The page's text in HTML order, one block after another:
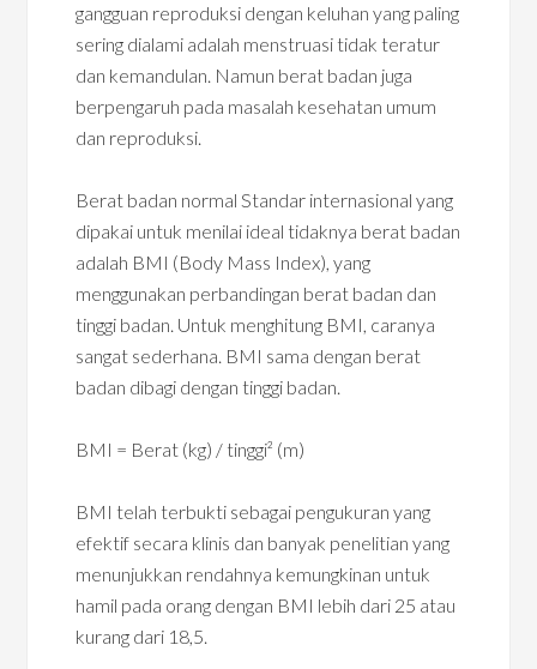
gangguan reproduksi dengan keluhan yang paling
sering dialami adalah menstruasi tidak teratur
dan kemandulan. Namun berat badan juga
berpengaruh pada masalah kesehatan umum
dan reproduksi.
Berat badan normal Standar internasional yang
dipakai untuk menilai ideal tidaknya berat badan
adalah BMI (Body Mass Index), yang
menggunakan perbandingan berat badan dan
tinggi badan. Untuk menghitung BMI, caranya
sangat sederhana. BMI sama dengan berat
badan dibagi dengan tinggi badan.
BMI = Berat (kg) / tinggi² (m)
BMI telah terbukti sebagai pengukuran yang
efektif secara klinis dan banyak penelitian yang
menunjukkan rendahnya kemungkinan untuk
hamil pada orang dengan BMI lebih dari 25 atau
kurang dari 18,5.